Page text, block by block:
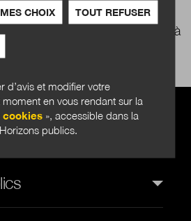
des transformations en cours à
CHOIX TOUT REFUSER
d’avis et modifier votre
en vous rendant sur la
cookies », accessible dans la
publics.